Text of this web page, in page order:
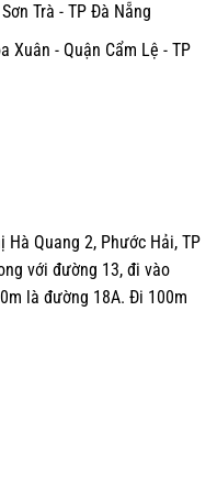
Trà - TP Đà Nẵng
Xuân - Quận Cẩm Lệ - TP
Quang 2, Phước Hải, TP
với đường 13, đi vào
là đường 18A. Đi 100m